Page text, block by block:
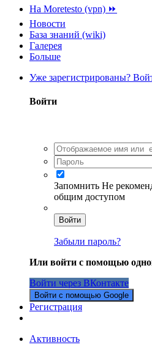
На Moretesto (vpn) ⏩
Новости
База знаний (wiki)
Галерея
Больше
Уже зарегистрированы?
Войти
Запомнить Не
общим доступом
Войти
Забыли пароль?
Или войти с помощью
Войти через ВКонтакте
Войти с помощью Google
Регистрация
Активность